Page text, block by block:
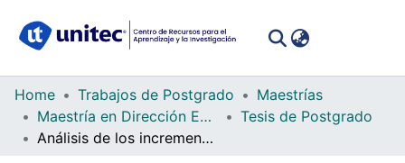
Communities
Collections
Home Trabajos de Postgrado
Maestrías
Maestría en Dirección Empresarial
Tesis de Postgrado
Análisis de los incrementos en las tasas de interes y su relación con el financiamiento de los operadores logísticos de SPS 2025